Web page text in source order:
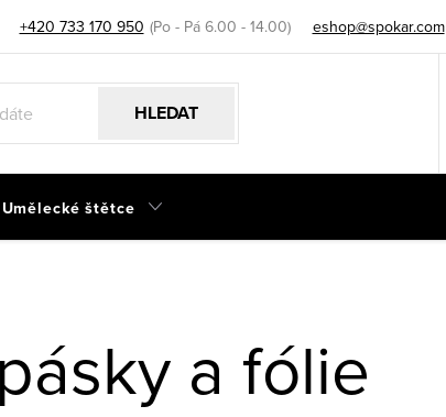
+420 733 170 950 eshop@spokar.com
HLEDAT
Umělecké štětce
a fólie